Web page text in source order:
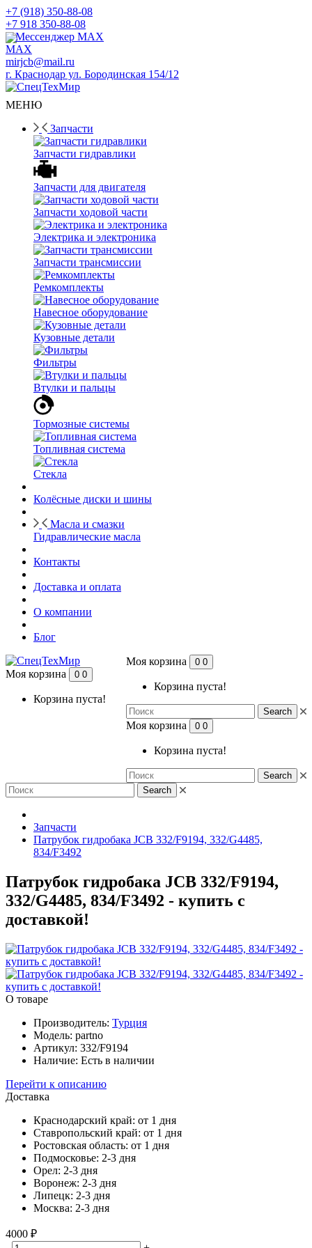
+7 (918) 350-88-08
+7 918 350-88-08
Мессенджер MAX
mirjcb@mail.ru
г. Краснодар ул. Бородинская 154/12
МЕНЮ
Запчасти
Запчасти гидравлики
Запчасти для двигателя
Запчасти ходовой части
Электрика и электроника
Запчасти трансмиссии
Ремкомплекты
Навесное оборудование
Кузовные детали
Фильтры
Втулки и пальцы
Тормозные системы
Топливная система
Стекла
Колёсные диски и шины
Масла и смазки
Гидравлические масла
Контакты
Доставка и оплата
О компании
Блог
Моя корзина 0 0
Корзина пуста!
Search
Моя корзина 0 0
Корзина пуста!
Search
Моя корзина 0 0
Корзина пуста!
Search
Запчасти
Патрубок гидробака JCB 332/F9194, 332/G4485,
834/F3492
Патрубок гидробака JCB 332/F9194,
332/G4485, 834/F3492 - купить с
доставкой!
О товаре
Производитель: Турция
Модель: partno
Артикул: 332/F9194
Наличие: Есть в наличии
Перейти к описанию
Доставка
Краснодарский край: от 1 дня
Ставропольский край: от 1 дня
Ростовская область: от 1 дня
Подмосковье: 2-3 дня
Орел: 2-3 дня
Воронеж: 2-3 дня
Липецк: 2-3 дня
Москва: 2-3 дня
4000 ₽